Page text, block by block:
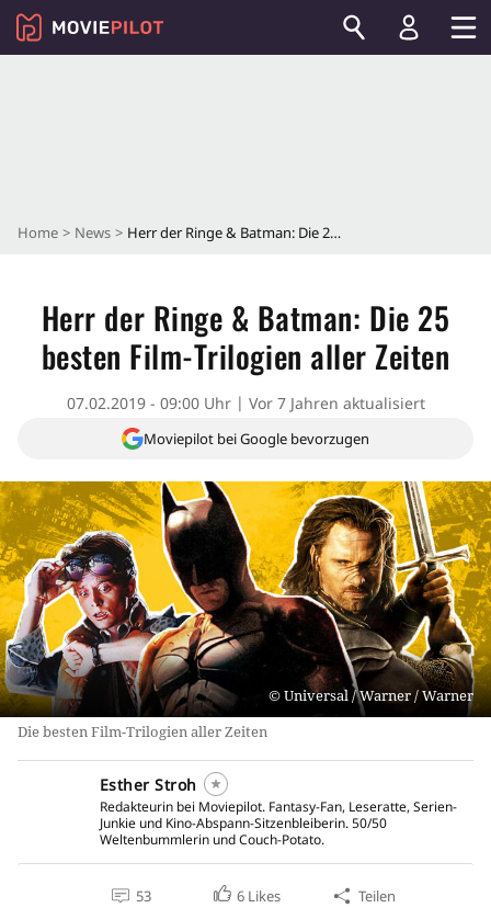
Home News Herr der Ringe & Batman: Die 25 besten Film-Trilogien aller Zeiten
Herr der Ringe & Batman: Die 25
besten Film-Trilogien aller Zeiten
07.02.2019 - 09:00 Uhr Vor 7 Jahren aktualisiert
Moviepilot bei Google bevorzugen
Universal / Warner / Warner
Die besten Film-Trilogien aller Zeiten
Esther Stroh
Redakteurin bei Moviepilot. Fantasy-Fan, Leseratte, Serien-
Junkie und Kino-Abspann-Sitzenbleiberin. 50/50
Weltenbummlerin und Couch-Potato.
53 6 Likes Teilen